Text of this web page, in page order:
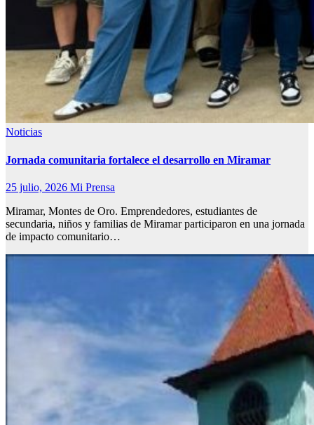
Noticias
Jornada comunitaria fortalece el desarrollo en Miramar
25 julio, 2026 Mi Prensa
Miramar, Montes de Oro. Emprendedores, estudiantes de
secundaria, niños y familias de Miramar participaron en una jornada
de impacto comunitario…